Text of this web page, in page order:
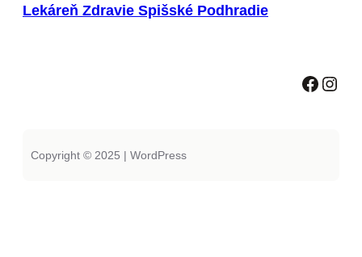
Lekáreň Zdravie Spišské Podhradie
Facebook Instagram
Copyright © 2025 | WordPress